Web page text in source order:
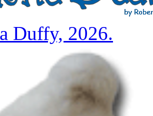
Duffy, 2026.